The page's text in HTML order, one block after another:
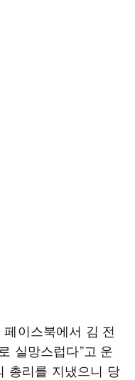
이스북에서 김 전
실망스럽다”고 운
총리를 지냈으니 당